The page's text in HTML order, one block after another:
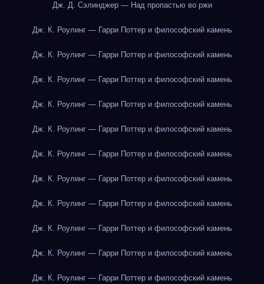
Дж. Д. Сэлинджер — Над пропастью во ржи
Дж. К. Роулинг — Гарри Поттер и философский камень
Дж. К. Роулинг — Гарри Поттер и философский камень
Дж. К. Роулинг — Гарри Поттер и философский камень
Дж. К. Роулинг — Гарри Поттер и философский камень
Дж. К. Роулинг — Гарри Поттер и философский камень
Дж. К. Роулинг — Гарри Поттер и философский камень
Дж. К. Роулинг — Гарри Поттер и философский камень
Дж. К. Роулинг — Гарри Поттер и философский камень
Дж. К. Роулинг — Гарри Поттер и философский камень
Дж. К. Роулинг — Гарри Поттер и философский камень
Дж. К. Роулинг — Гарри Поттер и философский камень